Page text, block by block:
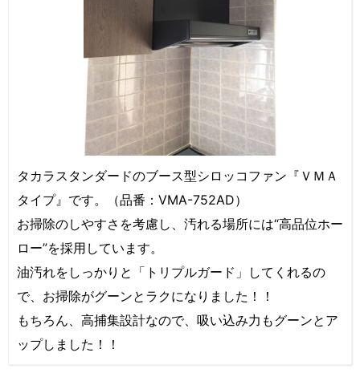
タカラスタンダードのブース型シロッコファン『ＶＭＡ
タイプ』です。（品番：VMA-752AD）
お掃除のしやすさを考慮し、汚れる場所には“高品位ホー
ロー”を採用しています。
油汚れをしっかりと「トリプルガード」してくれるの
で、お掃除がグーンとラクになりました！！
もちろん、高捕集設計なので、吸い込み力もグーンとア
ップしました！！